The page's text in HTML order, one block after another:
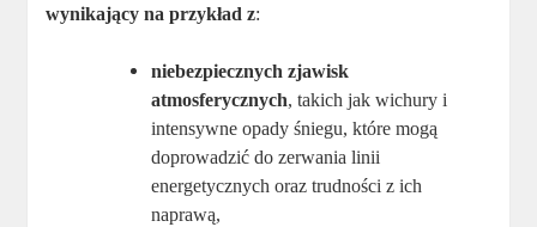
wynikający na przykład z:
niebezpiecznych zjawisk
atmosferycznych, takich jak wichury i
intensywne opady śniegu, które mogą
doprowadzić do zerwania linii
energetycznych oraz trudności z ich
naprawą,